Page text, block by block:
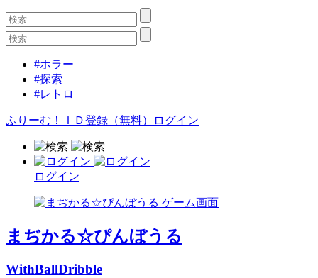
#ホラー
#探索
#レトロ
ふりーむ！ＩＤ登録（無料） ログイン
ログイン
まぢかる☆ぴんぼうる
WithBallDribble